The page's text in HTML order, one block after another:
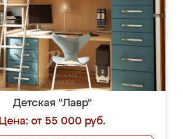
Детская "Лавр"
Цена: от 55 000 руб.